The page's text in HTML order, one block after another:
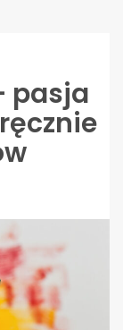
pasja